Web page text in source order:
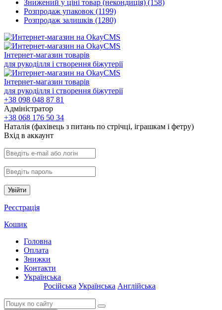
Знижений у ціні товар (некондиція) (158)
Розпродаж упаковок (1199)
Розпродаж залишків (1280)
Інтернет-магазин товарів
для рукоділля і створення біжутерії
Інтернет-магазин товарів
для рукоділля і створення біжутерії
+38 098 048 87 81
Адміністратор
+38 068 176 50 34
Наталія (фахівець з питань по стрічці, іграшкам і фетру)
Вхiд в аккаунт
Увійти
Реєстрація
Кошик
Головна
Оплата
Знижки
Контакти
Українська
Російська Українська Англійська